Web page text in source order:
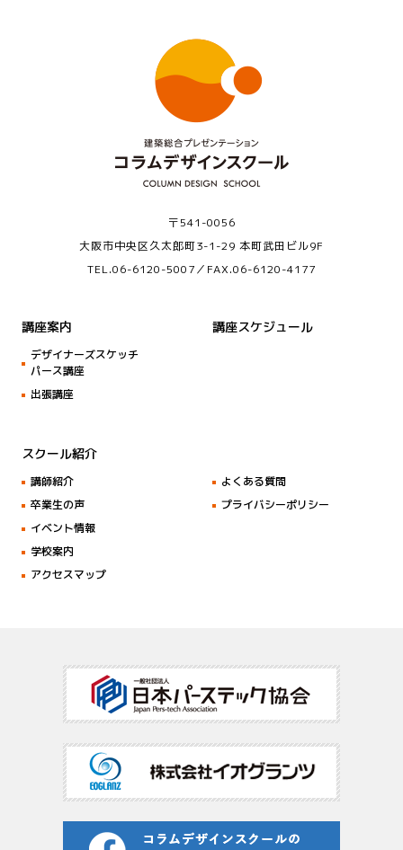
〒541-0056
大阪市中央区久太郎町3-1-29 本町武田ビル9F
TEL.06-6120-5007／FAX.06-6120-4177
講座案内
デザイナーズスケッチ
パース講座
出張講座
講座スケジュール
スクール紹介
講師紹介
卒業生の声
イベント情報
学校案内
アクセスマップ
よくある質問
プライバシーポリシー